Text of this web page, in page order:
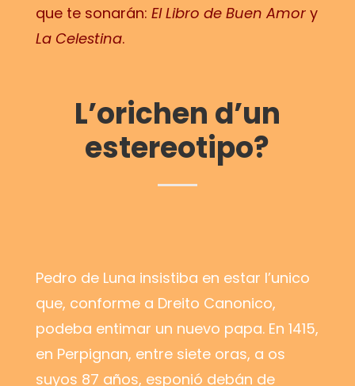
que te sonarán: El Libro de Buen Amory
La Celestina.
L’orichen d’un
estereotipo?
Pedro de Luna insistiba en estar l’unico
que, conforme a Dreito Canonico,
podeba entimar un nuevo papa. En 1415,
en Perpignan, entre siete oras, a os
suyos 87 años, esponió debán de